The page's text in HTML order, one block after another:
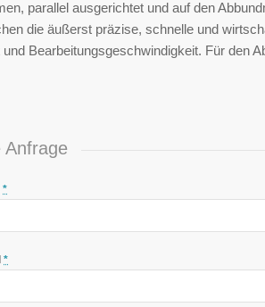
parallel ausgerichtet und auf den
die äußerst präzise, schnelle und
Bearbeitungsgeschwindigkeit. Für den
Anfrage
*
*